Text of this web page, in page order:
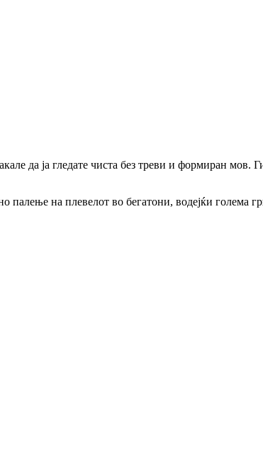
да ја гледате чиста без треви и формиран
на плевелот во бегатони, водејќи голема